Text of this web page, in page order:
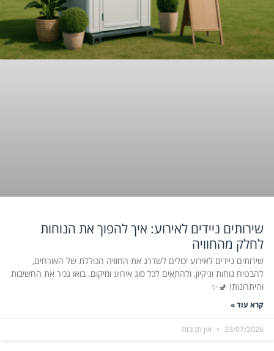
שירותים ניידים לאירוע: איך להפוך את הנוחות
לחלק מהחוויה
שירותים ניידים לאירוע יכולים לשדרג את החוויה הכוללת של האורחים,
להבטיח נוחות וניקיון, ולהתאים לכל סוג אירוע ומיקום. בואו נכיר את החשיבות
והיתרונות! 🚽✨
קרא עוד »
23/07/2026 אין תגובות